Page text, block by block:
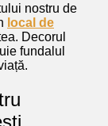
nostru de
local de
Decorul
fundalul